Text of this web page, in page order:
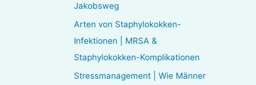
n
a
c
h
:
Jakobsweg
Arten von Staphylokokken-
Infektionen | MRSA &
Staphylokokken-Komplikationen
Stressmanagement | Wie Männer